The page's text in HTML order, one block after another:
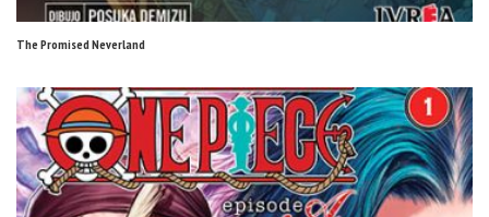
The Promised Neverland